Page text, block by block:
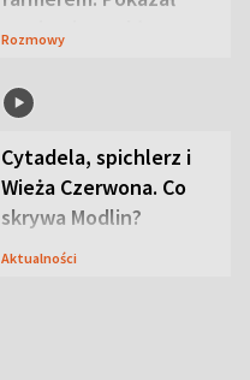
swoje niezwykłe
Rozmowy
Cytadela, spichlerz i
Wieża Czerwona. Co